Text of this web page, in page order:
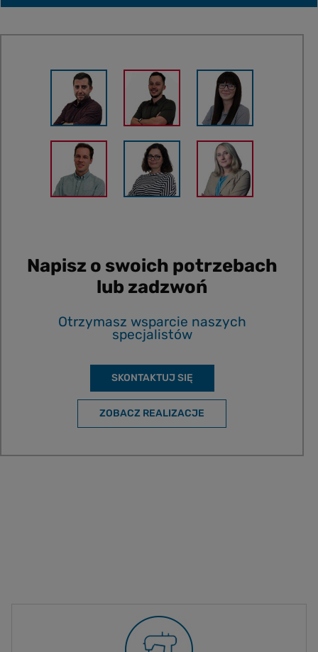
Napisz o swoich potrzebach
lub zadzwoń
Otrzymasz wsparcie naszych
specjalistów
SKONTAKTUJ SIĘ
ZOBACZ REALIZACJE